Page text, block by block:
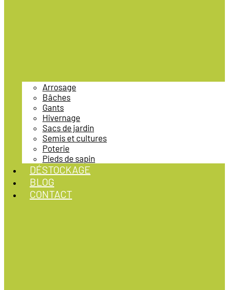
Arrosage
Bâches
Gants
Hivernage
Sacs de jardin
Semis et cultures
Poterie
Pieds de sapin
DÉSTOCKAGE
BLOG
CONTACT